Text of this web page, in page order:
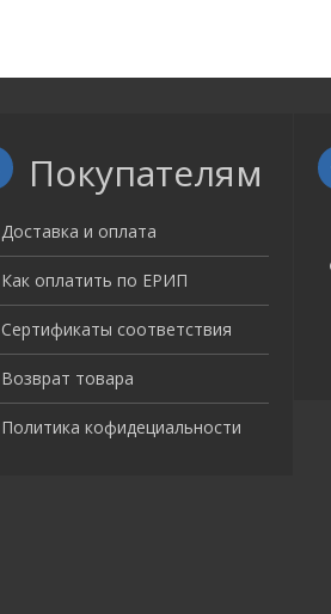
Покупателям
Доставка и оплата
Как оплатить по ЕРИП
Сертификаты соответствия
Возврат товара
Политика кофидециальности